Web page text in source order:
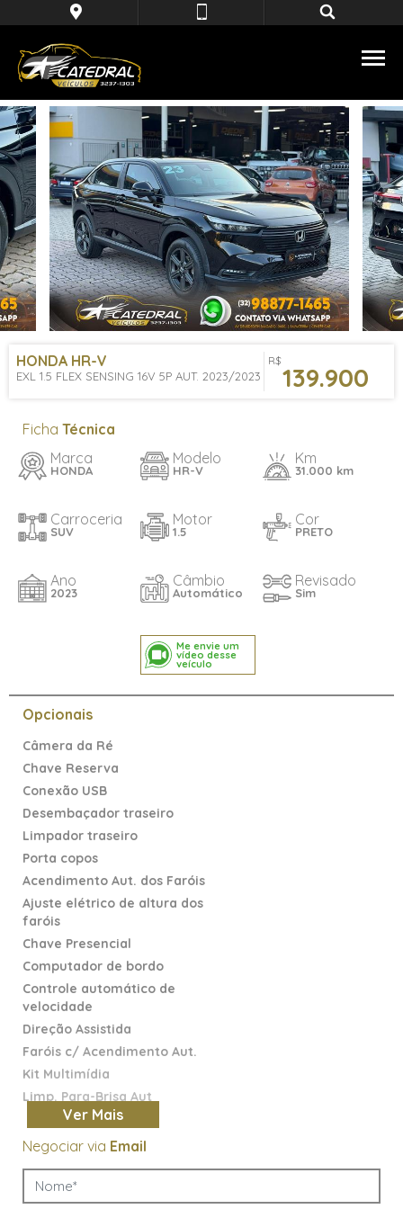
HONDA HR-V
EXL 1.5 FLEX SENSING 16V 5P AUT. 2023/2023
R$
139.900
Ficha Técnica
Marca
HONDA
Modelo
HR-V
Km
31.000 km
Carroceria
SUV
Motor
1.5
Cor
PRETO
Ano
2023
Câmbio
Automático
Revisado
Sim
Me envie um
vídeo desse
veículo
Opcionais
Câmera da Ré
Chave Reserva
Conexão USB
Desembaçador traseiro
Limpador traseiro
Porta copos
Acendimento Aut. dos Faróis
Ajuste elétrico de altura dos
faróis
Chave Presencial
Computador de bordo
Controle automático de
velocidade
Direção Assistida
Faróis c/ Acendimento Aut.
Kit Multimídia
Limp. Para-Brisa Aut
Retrovisores elétricos
Sensor de chuva
Ajuste elétrico de altura dos
Bancos
Ver Mais
Negociar via Email